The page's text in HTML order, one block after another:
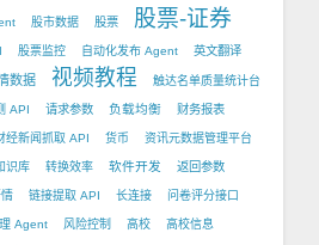
股市数据 股票 股票-证券
股票监控 自动化发布 Agent 英文翻译
数据 视频教程 触达名单质量统计台
API 请求参数 负载均衡 财务报表
经新闻抓取 API 货币 资讯元数据管理平台
识库 转换效率 软件开发 返回参数
链接提取 API 长连接 问卷评分接口
Agent 风险控制 高校 高校信息